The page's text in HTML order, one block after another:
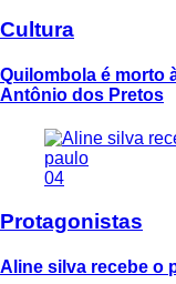
Cultura
Quilombola é morto
Antônio dos Pretos
04
Protagonistas
Aline silva recebe o